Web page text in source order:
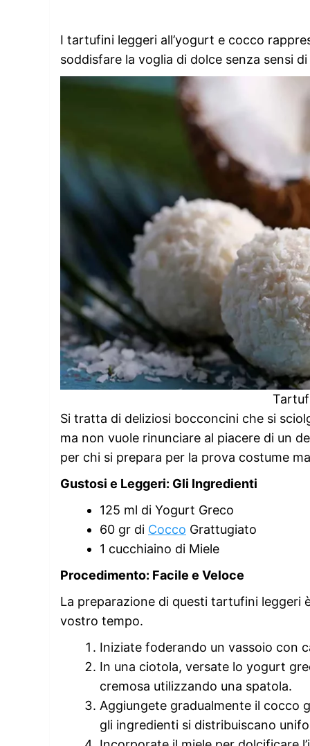
I tartufini leggeri all’yogurt e cocco
soddisfare la voglia di dolce senza sensi
Si tratta di deliziosi bocconcini che si
ma non vuole rinunciare al piacere di un
per chi si prepara per la prova costume
Gustosi e Leggeri: Gli Ingredienti
125 ml di Yogurt Greco
60 gr di Cocco Grattugiato
1 cucchiaino di Miele
Procedimento: Facile e Veloce
La preparazione di questi tartufini leggeri
vostro tempo.
Iniziate foderando un vassoio con
In una ciotola, versate lo yogurt
cremosa utilizzando una spatola.
Aggiungete gradualmente il cocco
gli ingredienti si distribuiscano